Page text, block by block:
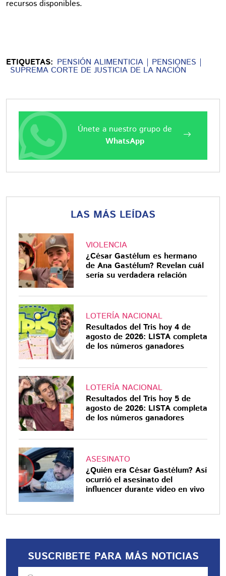
recursos disponibles.
ETIQUETAS: PENSIÓN ALIMENTICIA PENSIONES
SUPREMA CORTE DE JUSTICIA DE LA NACIÓN
Únete a nuestro grupo de
WhatsApp
LAS MÁS LEÍDAS
VIOLENCIA
¿César Gastélum es hermano
de Ana Gastélum? Revelan cuál
sería su verdadera relación
LOTERÍA NACIONAL
Resultados del Tris hoy 4 de
agosto de 2026: LISTA completa
de los números ganadores
LOTERÍA NACIONAL
Resultados del Tris hoy 5 de
agosto de 2026: LISTA completa
de los números ganadores
ASESINATO
¿Quién era César Gastélum? Así
ocurrió el asesinato del
influencer durante video en vivo
SUSCRIBETE PARA MÁS NOTICIAS